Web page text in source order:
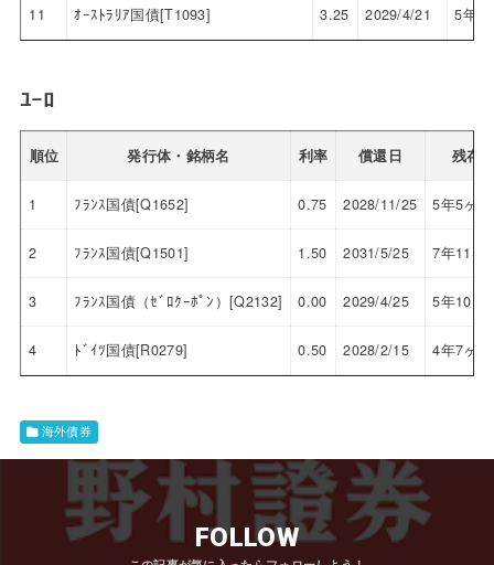
11 ｵｰｽﾄﾗﾘｱ国債[T1093] 3.25 2029/4/21 5年9
ﾕｰﾛ
順位 発行体・銘柄名 利率 償還日 残存
1 ﾌﾗﾝｽ国債[Q1652] 0.75 2028/11/25 5年5ヶ月
2 ﾌﾗﾝｽ国債[Q1501] 1.50 2031/5/25 7年11ヶ
3 ﾌﾗﾝｽ国債（ｾﾞﾛｸｰﾎﾟﾝ）[Q2132] 0.00 2029/4/25 5年10ヶ
4 ﾄﾞｲﾂ国債[R0279] 0.50 2028/2/15 4年7ヶ月
海外債券
FOLLOW